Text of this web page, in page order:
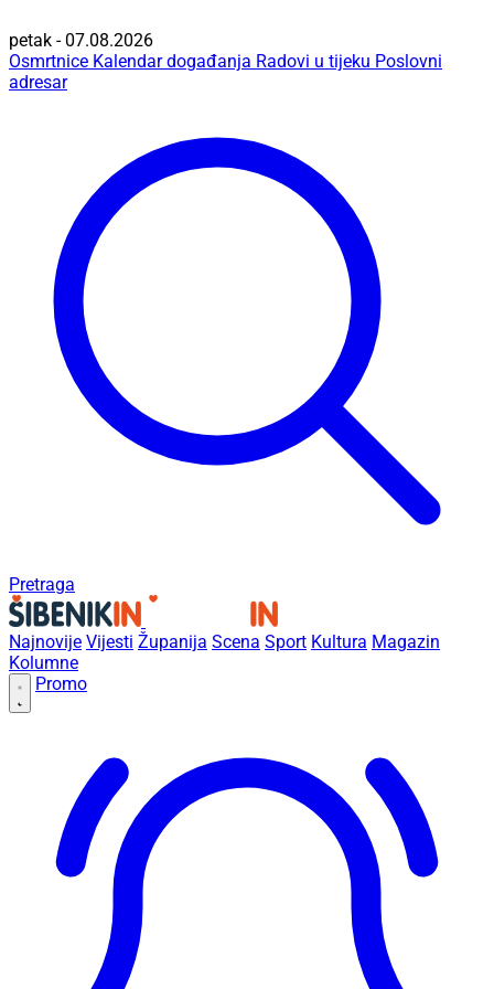
petak - 07.08.2026
Osmrtnice Kalendar događanja Radovi u tijeku Poslovni
adresar
Pretraga
Najnovije Vijesti Županija Scena Sport Kultura Magazin
Kolumne
Promo